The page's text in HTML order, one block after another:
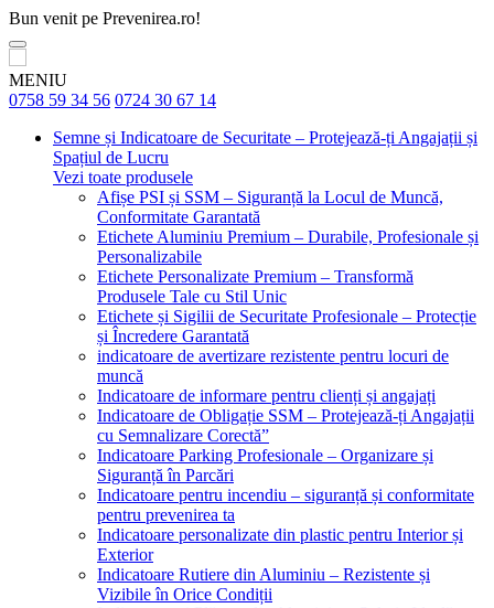
Bun venit pe Prevenirea.ro!
MENIU
0758 59 34 56 0724 30 67 14
Semne și Indicatoare de Securitate – Protejează-ți Angajații și
Spațiul de Lucru
Vezi toate produsele
Afișe PSI și SSM – Siguranță la Locul de Muncă,
Conformitate Garantată
Etichete Aluminiu Premium – Durabile, Profesionale și
Personalizabile
Etichete Personalizate Premium – Transformă
Produsele Tale cu Stil Unic
Etichete și Sigilii de Securitate Profesionale – Protecție
și Încredere Garantată
indicatoare de avertizare rezistente pentru locuri de
muncă
Indicatoare de informare pentru clienți și angajați
Indicatoare de Obligație SSM – Protejează-ți Angajații
cu Semnalizare Corectă”
Indicatoare Parking Profesionale – Organizare și
Siguranță în Parcări
Indicatoare pentru incendiu – siguranță și conformitate
pentru prevenirea ta
Indicatoare personalizate din plastic pentru Interior și
Exterior
Indicatoare Rutiere din Aluminiu – Rezistente și
Vizibile în Orice Condiții